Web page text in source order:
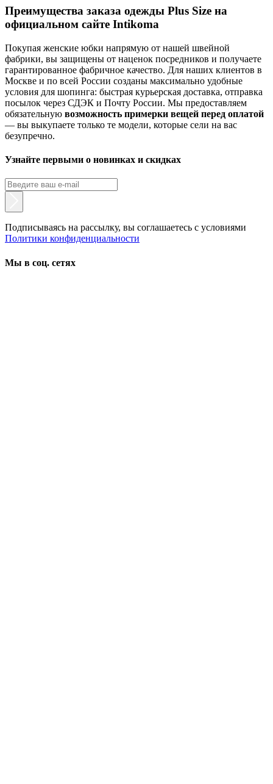
Преимущества заказа одежды Plus Size на
официальном сайте Intikoma
Покупая женские юбки напрямую от нашей швейной
фабрики, вы защищены от наценок посредников и получаете
гарантированное фабричное качество. Для наших клиентов в
Москве и по всей России созданы максимально удобные
условия для шопинга: быстрая курьерская доставка, отправка
посылок через СДЭК и Почту России. Мы предоставляем
обязательную возможность примерки вещей перед оплатой
— вы выкупаете только те модели, которые сели на вас
безупречно.
Узнайте первыми о новинках и скидках
Подписываясь на рассылку, вы соглашаетесь с условиями
Политики конфиденциальности
Мы в соц. сетях